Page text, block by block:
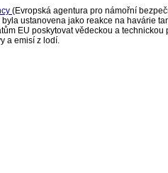
(Evropská agentura pro námořní
ustanovena jako reakce na havárie
EU poskytovat vědeckou a
a emisí z lodí.